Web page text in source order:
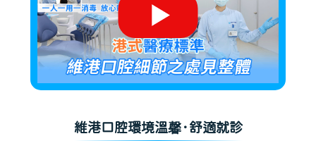
維港口腔環境溫馨·舒適就診